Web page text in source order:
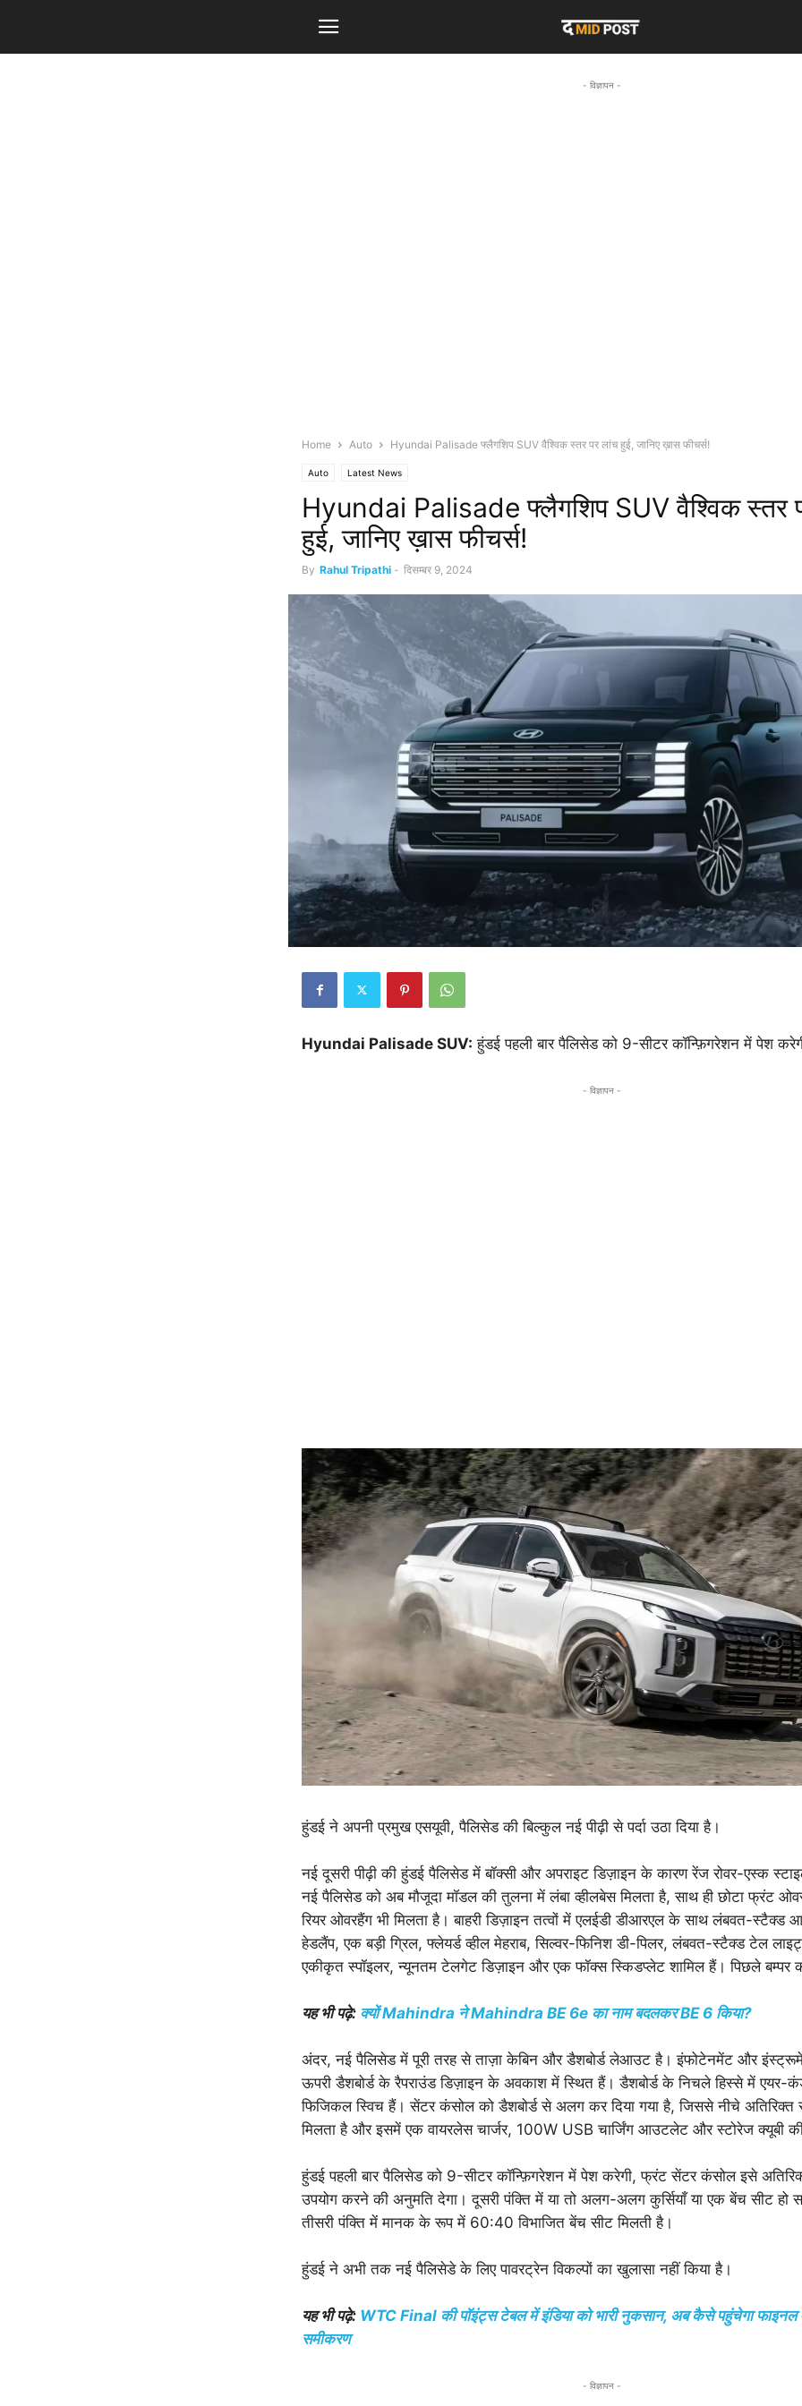
- विज्ञापन -
Home Auto Hyundai Palisade फ्लैगशिप SUV वैश्विक स्तर पर लांच हुई, जानिए ख़ास फीचर्स!
Auto Latest News
Hyundai Palisade फ्लैगशिप SUV वैश्विक स्तर
हुई, जानिए ख़ास फीचर्स!
By Rahul Tripathi - दिसम्बर 9, 2024
Hyundai Palisade SUV: हुंडई पहली बार पैलिसेड को 9-सीटर कॉन्फ़िगरेशन में पेश
- विज्ञापन -
हुंडई ने अपनी प्रमुख एसयूवी, पैलिसेड की बिल्कुल नई पीढ़ी से पर्दा उठा दिया है।
नई दूसरी पीढ़ी की हुंडई पैलिसेड में बॉक्सी और अपराइट डिज़ाइन के कारण रेंज रोवर-एस्क
नई पैलिसेड को अब मौजूदा मॉडल की तुलना में लंबा व्हीलबेस मिलता है, साथ ही छोटा फ्रंट
रियर ओवरहैंग भी मिलता है। बाहरी डिज़ाइन तत्वों में एलईडी डीआरएल के साथ लंबवत-स्टैक्ड
हेडलैंप, एक बड़ी ग्रिल, फ्लेयर्ड व्हील मेहराब, सिल्वर-फिनिश डी-पिलर, लंबवत-स्टैक्ड टेल
एकीकृत स्पॉइलर, न्यूनतम टेलगेट डिज़ाइन और एक फॉक्स स्किडप्लेट शामिल हैं। पिछले बम्पर
यह भी पढ़े: क्यों Mahindra ने Mahindra BE 6e का नाम बदलकर BE 6 किया?
अंदर, नई पैलिसेड में पूरी तरह से ताज़ा केबिन और डैशबोर्ड लेआउट है। इंफोटेनमेंट और
ऊपरी डैशबोर्ड के रैपराउंड डिज़ाइन के अवकाश में स्थित हैं। डैशबोर्ड के निचले हिस्से में एयर-
फिजिकल स्विच हैं। सेंटर कंसोल को डैशबोर्ड से अलग कर दिया गया है, जिससे नीचे अतिरिक्त
मिलता है और इसमें एक वायरलेस चार्जर, 100W USB चार्जिंग आउटलेट और स्टोरेज क्यूबी
हुंडई पहली बार पैलिसेड को 9-सीटर कॉन्फ़िगरेशन में पेश करेगी, फ्रंट सेंटर कंसोल इसे
उपयोग करने की अनुमति देगा। दूसरी पंक्ति में या तो अलग-अलग कुर्सियाँ या एक बेंच सीट हो
तीसरी पंक्ति में मानक के रूप में 60:40 विभाजित बेंच सीट मिलती है।
हुंडई ने अभी तक नई पैलिसेडे के लिए पावरट्रेन विकल्पों का खुलासा नहीं किया है।
यह भी पढ़े: WTC Final की पॉइंट्स टेबल में इंडिया को भारी नुकसान, अब कैसे पहुंचेगा फाइनल
समीकरण
- विज्ञापन -